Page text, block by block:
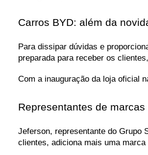
Carros BYD: além da
Para dissipar dúvidas e
preparada para receber os
Com a inauguração da loja oficial
Representantes de
Jeferson, representante do Grupo
clientes, adiciona mais uma